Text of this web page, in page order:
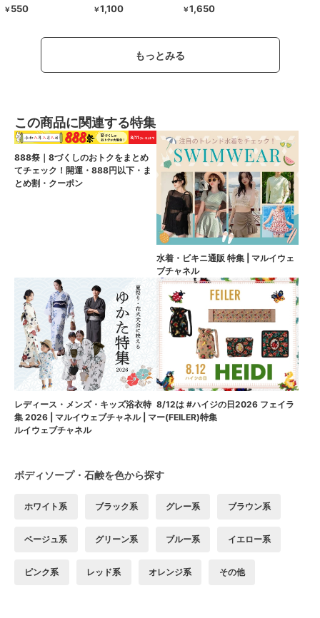
￥ 550 ￥1,100 ￥1,650
もっとみる
この商品に関連する特集
888祭｜8づくしのおトクをまとめ
てチェック！開運・888円以下・ま
とめ割・クーポン
水着・ビキニ通販 特集 | マルイウェ
ブチャネル
レディース・メンズ・キッズ浴衣特
集 2026 | マルイウェブチャネル | マ
ルイウェブチャネル
8/12は #ハイジの日2026 フェイラ
ー(FEILER)特集
ボディソープ・石鹸を色から探す
ホワイト系 ブラック系 グレー系 ブラウン系
ベージュ系 グリーン系 ブルー系 イエロー系
ピンク系 レッド系 オレンジ系 その他